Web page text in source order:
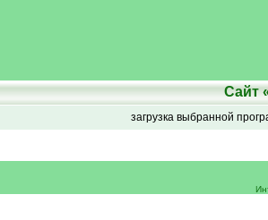
Сайт
загрузка выбранной